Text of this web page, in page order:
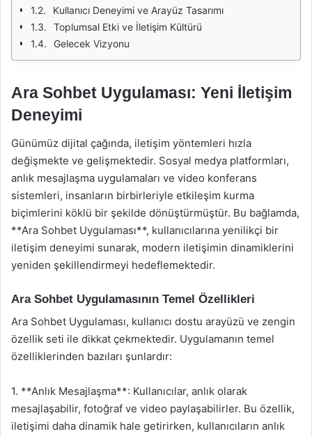
Kullanıcı Deneyimi ve Arayüz Tasarımı
Toplumsal Etki ve İletişim Kültürü
Gelecek Vizyonu
Ara Sohbet Uygulaması: Yeni İletişim
Deneyimi
Günümüz dijital çağında, iletişim yöntemleri hızla
değişmekte ve gelişmektedir. Sosyal medya platformları,
anlık mesajlaşma uygulamaları ve video konferans
sistemleri, insanların birbirleriyle etkileşim kurma
biçimlerini köklü bir şekilde dönüştürmüştür. Bu bağlamda,
**Ara Sohbet Uygulaması**, kullanıcılarına yenilikçi bir
iletişim deneyimi sunarak, modern iletişimin dinamiklerini
yeniden şekillendirmeyi hedeflemektedir.
Ara Sohbet Uygulamasının Temel Özellikleri
Ara Sohbet Uygulaması, kullanıcı dostu arayüzü ve zengin
özellik seti ile dikkat çekmektedir. Uygulamanın temel
özelliklerinden bazıları şunlardır:
1. **Anlık Mesajlaşma**: Kullanıcılar, anlık olarak
mesajlaşabilir, fotoğraf ve video paylaşabilirler. Bu özellik,
iletişimi daha dinamik hale getirirken, kullanıcıların anlık